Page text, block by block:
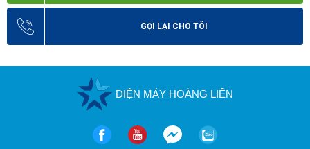
GỌI LẠI CHO TÔI
ĐIỆN MÁY HOÀNG LIÊN